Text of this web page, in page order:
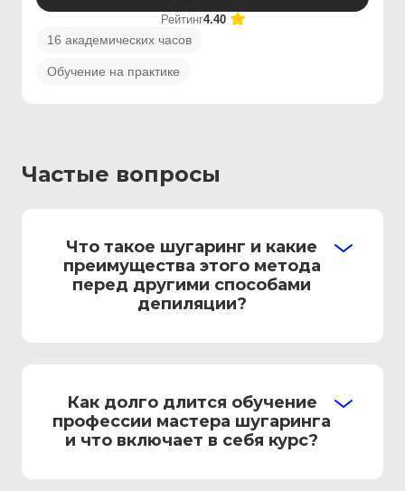
Рейтинг4.40
16 академических часов
Обучение на практике
Частые вопросы
Что такое шугаринг и какие
преимущества этого метода
перед другими способами
депиляции?
Как долго длится обучение
профессии мастера шугаринга
и что включает в себя курс?